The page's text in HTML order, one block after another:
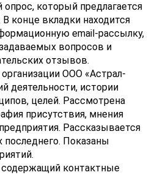
который предлагается
конце вкладки находится
email-рассылку,
вопросов и
отзывов.
ООО «Астрал-
деятельности, истории
целей. Рассмотрена
присутствия, мнения
Рассказывается
последнего. Показаны
содержащий контактные